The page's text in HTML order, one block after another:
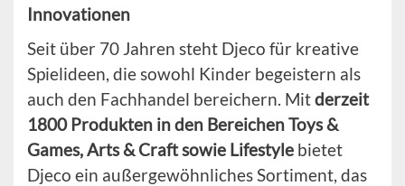
Innovationen
Seit über 70 Jahren steht Djeco für kreative
Spielideen, die sowohl Kinder begeistern als
auch den Fachhandel bereichern. Mitderzeit
1800 Produkten in den Bereichen Toys &
Games, Arts & Craft sowie Lifestyle bietet
Djeco ein außergewöhnliches Sortiment, das